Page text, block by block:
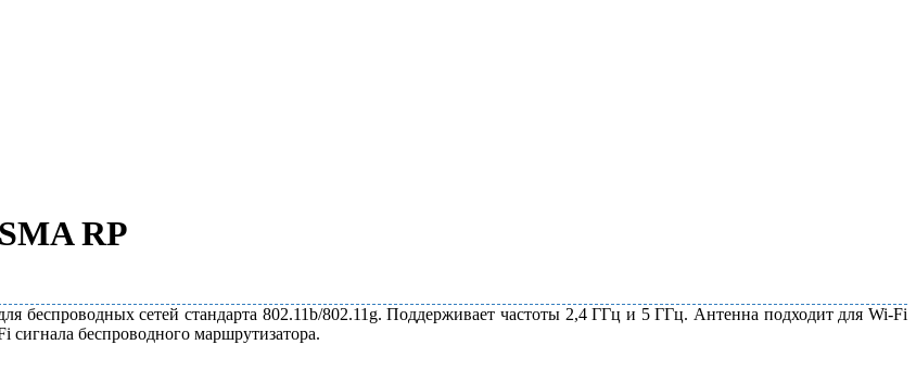
RP
беспроводных сетей стандарта 802.11b/802.11g. Поддерживает частоты 2,4 ГГц и 5 ГГц. Антенна подходит для Wi-Fi
сигнала беспроводного маршрутизатора.